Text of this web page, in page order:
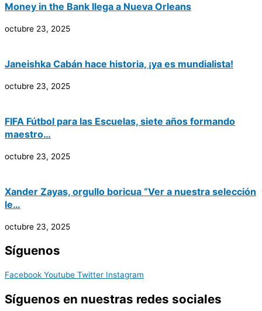
Money in the Bank llega a Nueva Orleans
octubre 23, 2025
Janeishka Cabán hace historia, ¡ya es mundialista!
octubre 23, 2025
FIFA Fútbol para las Escuelas, siete años formando
maestro…
octubre 23, 2025
Xander Zayas, orgullo boricua “Ver a nuestra selección
le…
octubre 23, 2025
Síguenos
Facebook Youtube Twitter Instagram
Síguenos en nuestras redes sociales